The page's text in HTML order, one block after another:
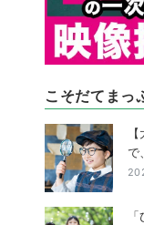
こそだてまっ
で